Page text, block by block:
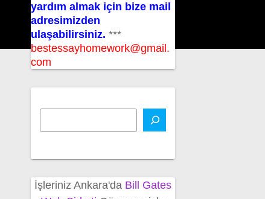
yardım almak için bize mail
adresimizden
ulaşabilirsiniz. ***
bestessayhomework@gmail.
com
İşleriniz Ankara'da Bill Gates